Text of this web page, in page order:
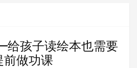
孩子读绘本也需要
前做功课